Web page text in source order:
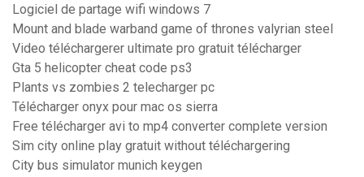
Logiciel de partage wifi windows 7
Mount and blade warband game of thrones valyrian steel
Video téléchargerer ultimate pro gratuit télécharger
Gta 5 helicopter cheat code ps3
Plants vs zombies 2 telecharger pc
Télécharger onyx pour mac os sierra
Free télécharger avi to mp4 converter complete version
Sim city online play gratuit without téléchargering
City bus simulator munich keygen